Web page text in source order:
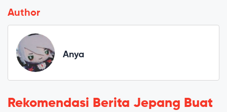
Author
Anya
Rekomendasi Berita Jepang Buat